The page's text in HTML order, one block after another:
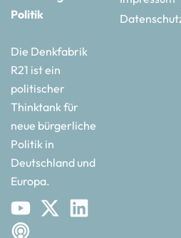
Politik
Die Denkfabrik
R21 ist ein
politischer
Thinktank für
neue bürgerliche
Politik in
Deutschland und
Europa.